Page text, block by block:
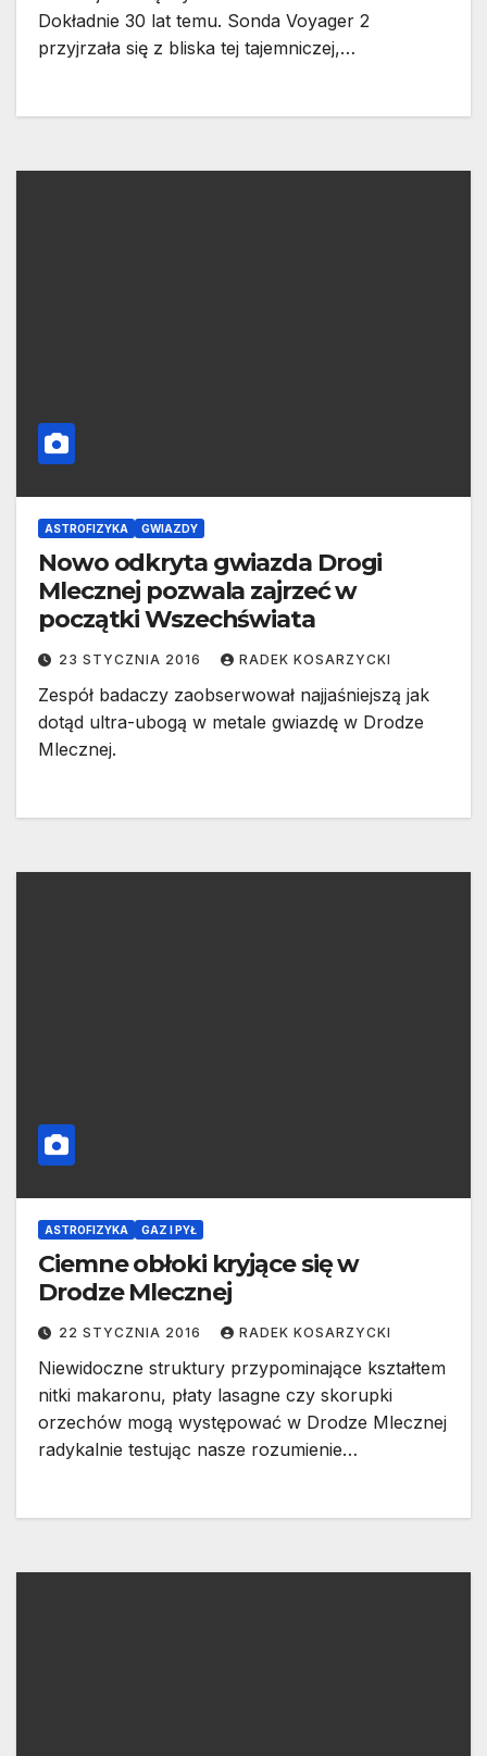
Dokładnie 30 lat temu. Sonda Voyager 2
przyjrzała się z bliska tej tajemniczej,…
ASTROFIZYKA GWIAZDY
Nowo odkryta gwiazda Drogi
Mlecznej pozwala zajrzeć w
początki Wszechświata
23 STYCZNIA 2016 RADEK KOSARZYCKI
Zespół badaczy zaobserwował najjaśniejszą jak
dotąd ultra-ubogą w metale gwiazdę w Drodze
Mlecznej.
ASTROFIZYKA GAZ I PYŁ
Ciemne obłoki kryjące się w
Drodze Mlecznej
22 STYCZNIA 2016 RADEK KOSARZYCKI
Niewidoczne struktury przypominające kształtem
nitki makaronu, płaty lasagne czy skorupki
orzechów mogą występować w Drodze Mlecznej
radykalnie testując nasze rozumienie…